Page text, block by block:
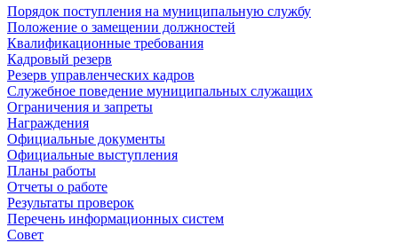
Порядок поступления на муниципальную службу
Положение о замещении должностей
Квалификационные требования
Кадровый резерв
Резерв управленческих кадров
Служебное поведение муниципальных служащих
Ограничения и запреты
Награждения
Официальные документы
Официальные выступления
Планы работы
Отчеты о работе
Результаты проверок
Перечень информационных систем
Совет